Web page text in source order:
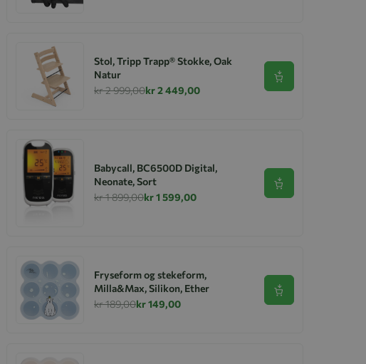
Stol, Tripp Trapp® Stokke, Oak
Natur
kr 2 999,00kr 2 449,00
Se produkt
Babycall, BC6500D Digital,
Neonate, Sort
kr 1 899,00kr 1 599,00
Se produkt
Fryseform og stekeform,
Milla&Max, Silikon, Ether
kr 189,00kr 149,00
Se produkt